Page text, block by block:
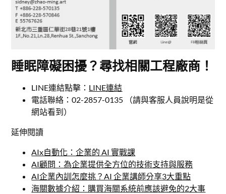
睡眠障礙困擾？尋找相關工程廠商 ！
LINE連結點擊： LINE連結
電話聯絡：02-2857-0135 （請與客服人員說明是從
網站看到）
延伸閱讀
AIx自動化：企業的 AI 實戰課
AI顧問：為企業提供全方位的技術支持與服務
AI企業內訓怎麼挑？AI 企業講師分享3大重點
海關數據介紹：購買海關系統前應該避免的2大事